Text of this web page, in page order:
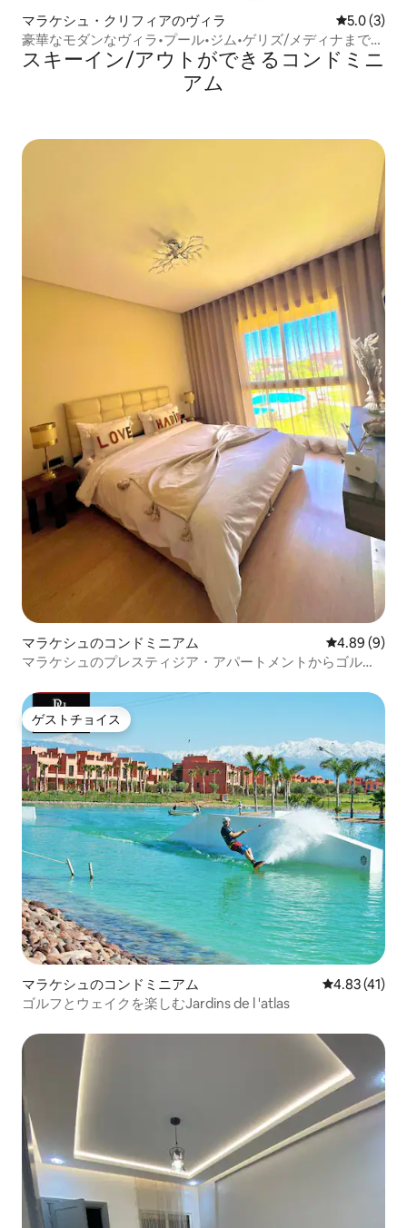
マラケシュ・クリフィアのヴィラ レビュー3
5.0 (3)
豪華なモダンなヴィラ•プール•ジム•ゲリズ/メディナまで10
分
スキーイン/アウトができるコンドミニ
アム
マラケシュのコンドミニアム レビュー9件
4.89 (9)
マラケシュのプレスティジア・アパートメントからゴルフ
ゲストチョイス
ゲストチョイス
マラケシュのコンドミニアム レビュー41
4.83 (41)
ゴルフとウェイクを楽しむJardins de l 'atlas